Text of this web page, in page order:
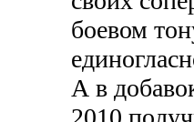
боевом
А в